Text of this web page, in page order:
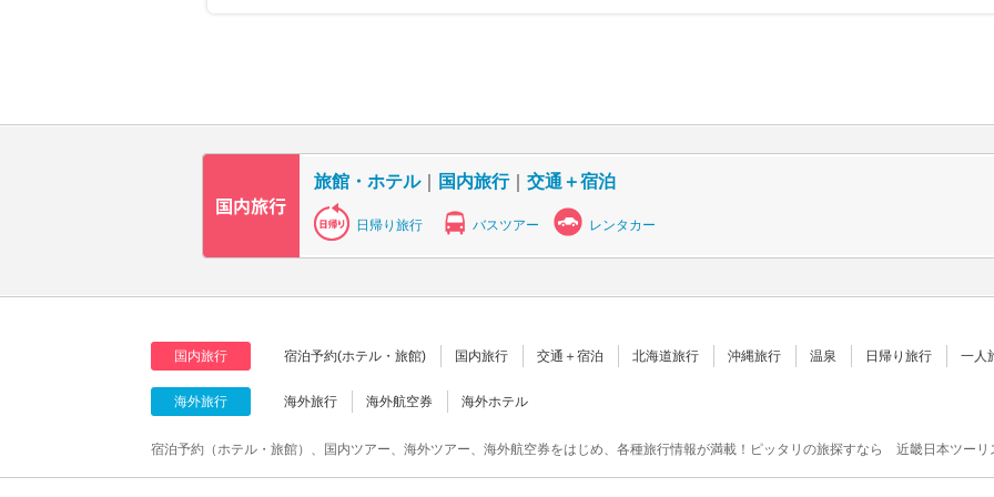
旅館・ホテル｜ 国内旅行｜ 交通＋宿泊
日帰り旅行 バスツアー レンタカー
国内旅行 宿泊予約(ホテル・旅館) 国内旅行 交通＋宿泊 北海道旅行 沖縄旅行 温泉 日帰り旅行 一人
海外旅行 海外旅行 海外航空券 海外ホテル
宿泊予約（ホテル・旅館）、国内ツアー、海外ツアー、海外航空券をはじめ、各種旅行情報が満載！ピッタリの旅探すなら 近畿日本ツーリ